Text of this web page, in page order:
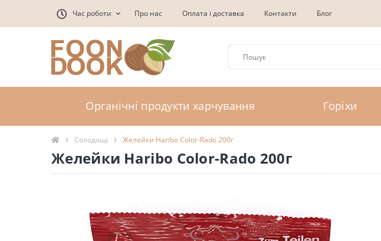
Час роботи Про нас Оплата і доставка Контакти Блог
Органічні продукти харчування Горіхи
Солодощі Желейки Haribo Color-Rado 200г
Желейки Haribo Color-Rado 200г